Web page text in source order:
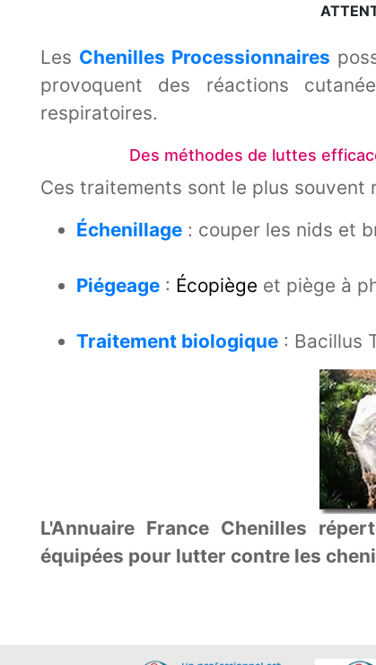
ATTENTION
Les Chenilles Processionnaires
provoquent des réactions
respiratoires.
Des méthodes de luttes
Ces traitements sont le plus souvent
Échenillage : couper les nids et
Piégeage : Écopiège et piège à
Traitement biologique : Bacillus
L'Annuaire France Chenilles
équipées pour lutter contre les